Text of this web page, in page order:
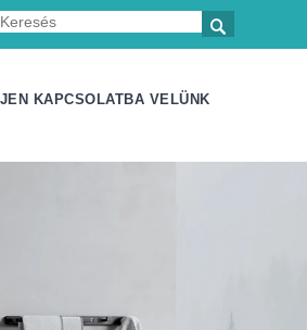

KAPCSOLATBA VELÜNK